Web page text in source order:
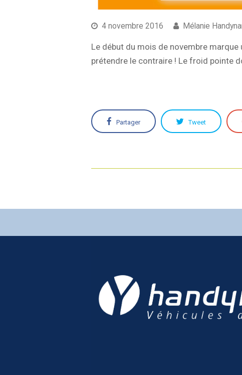
4 novembre 2016 Mélanie
Le début du mois de novembre
prétendre le contraire ! Le froid pointe
Partager Tweet